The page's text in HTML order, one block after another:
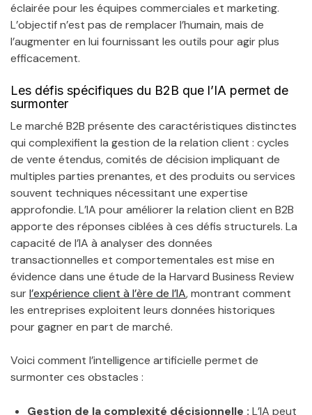
éclairée pour les équipes commerciales et marketing.
L’objectif n’est pas de remplacer l’humain, mais de
l’augmenter en lui fournissant les outils pour agir plus
efficacement.
Les défis spécifiques du B2B que l’IA permet de
surmonter
Le marché B2B présente des caractéristiques distinctes
qui complexifient la gestion de la relation client : cycles
de vente étendus, comités de décision impliquant de
multiples parties prenantes, et des produits ou services
souvent techniques nécessitant une expertise
approfondie. L’IA pour améliorer la relation client en B2B
apporte des réponses ciblées à ces défis structurels. La
capacité de l’IA à analyser des données
transactionnelles et comportementales est mise en
évidence dans une étude de la Harvard Business Review
surl’expérience client à l’ère de l’IA, montrant comment
les entreprises exploitent leurs données historiques
pour gagner en part de marché.
Voici comment l’intelligence artificielle permet de
surmonter ces obstacles :
Gestion de la complexité décisionnelle : L’IA peut